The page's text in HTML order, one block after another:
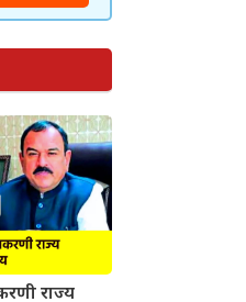
राज्य